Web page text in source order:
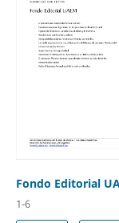
Fondo Editorial
1-6